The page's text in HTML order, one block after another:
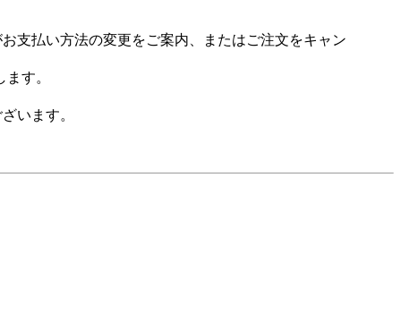
支払い方法の変更をご案内、またはご注文をキャン
す。
います。